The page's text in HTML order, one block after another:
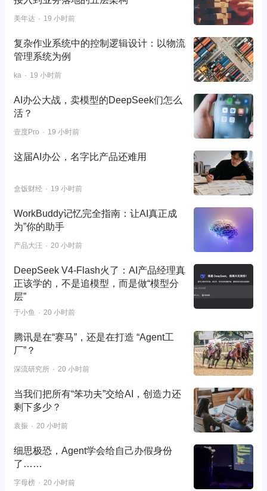
美年达 19 小时前
复杂作业系统中的控制逻辑设计：以物流
管理系统为例
ka 19 小时前
AI办公大战，卖模型的DeepSeek们怎么
活？
壹度Pro 19 小时前
这届AI办公，名字比产品还难用
盒饭财经 19 小时前
WorkBuddy记忆完全指南：让AI真正成
为”你的助手
产品大汪 20 小时前
DeepSeek V4-Flash火了：AI产品经理真
正该学的，不是追模型，而是做“模型分
层”
于小鱼 20 小时前
腾讯是在“赛马”，还是在打造 “Agent工
厂”？
深流研究所 20 小时前
当我们把所有“笨功夫”交给AI，创造力还
剩下多少？
袁振 20 小时前
细思极恐，Agent学会给自己办假身份
了……
字母榜 20 小时前